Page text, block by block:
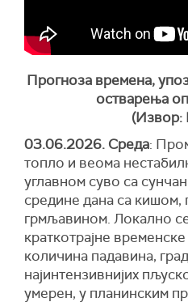
Прогноза времена,
остварења
03.06.2026. Среда:
топло и веома
углавном суво са
средине дана са кишом,
грмљавином. Локално
краткотрајне
количина падавина,
најинтензивнијих
умерен, у планинским